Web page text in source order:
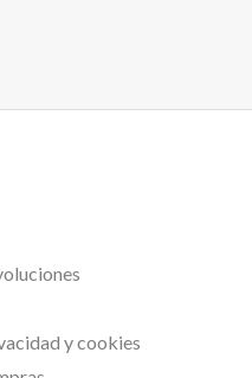
y cookies